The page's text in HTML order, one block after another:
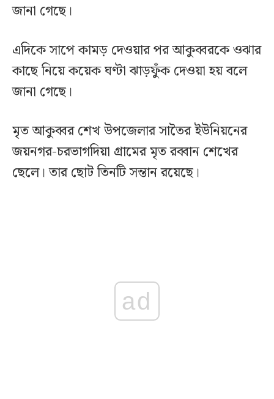
জানা গেছে।
এদিকে সাপে কামড় দেওয়ার পর আকুব্বরকে ওঝার
কাছে নিয়ে কয়েক ঘণ্টা ঝাড়ফুঁক দেওয়া হয় বলে
জানা গেছে।
মৃত আকুব্বর শেখ উপজেলার সাতৈর ইউনিয়নের
জয়নগর-চরভাগদিয়া গ্রামের মৃত রব্বান শেখের
ছেলে। তার ছোট তিনটি সন্তান রয়েছে।
ad